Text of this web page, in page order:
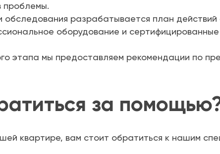
проблемы.
обследования разрабатывается план
оборудование и
этапа мы предоставляем рекомендации по
за
квартире, вам стоит обратиться к нашим